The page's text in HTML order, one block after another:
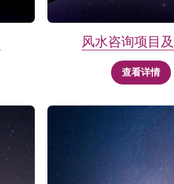
风水咨询项目及
查看详情